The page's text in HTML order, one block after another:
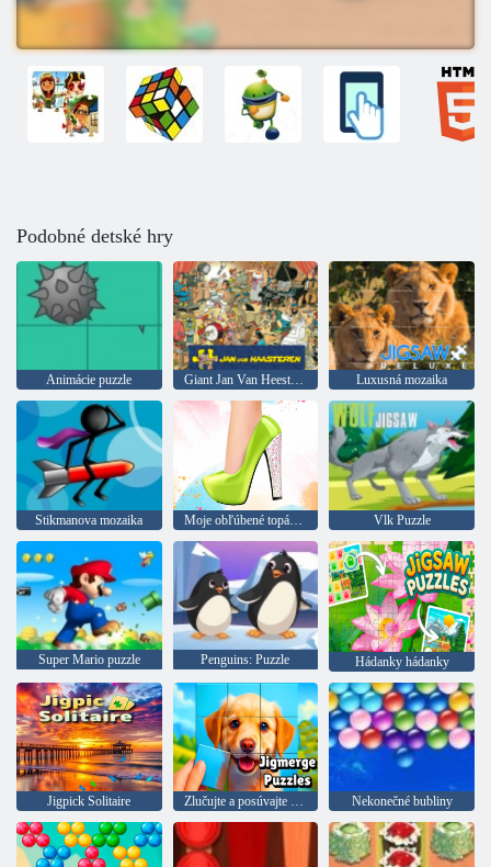
Podobné detské hry
Animácie puzzle Giant Jan Van Heesteren Luxusná mozaika
Stikmanova mozaika Moje obľúbené topánky Vlk Puzzle
Super Mario puzzle Penguins: Puzzle Hádanky hádanky
Jigpick Solitaire Zlučujte a posúvajte hádanky Nekonečné bubliny